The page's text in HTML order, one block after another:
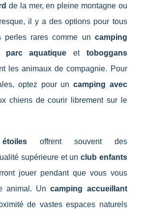
de la mer, en pleine montagne ou
il y a des options pour tous
perles rares comme un camping
parc aquatique et toboggans
les animaux de compagnie. Pour
optez pour un camping avec
chiens de courir librement sur le
offrent souvent des
supérieure et un club enfants
jouer pendant que vous vous
animal. Uncamping accueillant
de vastes espaces naturels